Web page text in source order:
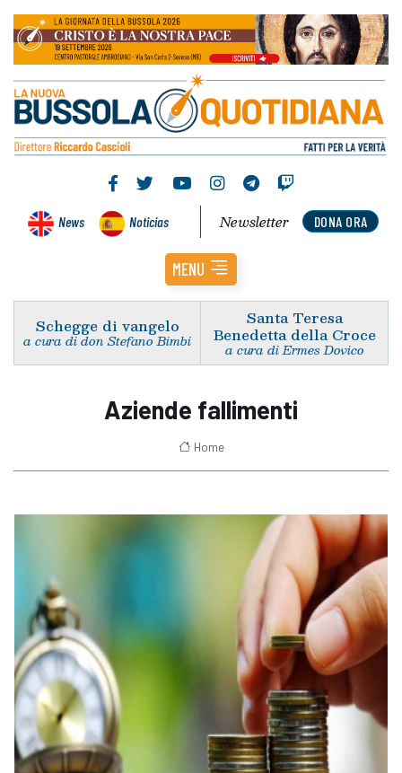
News Noticias DONA ORA
Newsletter
MENU
Schegge di vangelo
a cura di don Stefano Bimbi
Santa Teresa
Benedetta della Croce
a cura di Ermes Dovico
Aziende fallimenti
Home